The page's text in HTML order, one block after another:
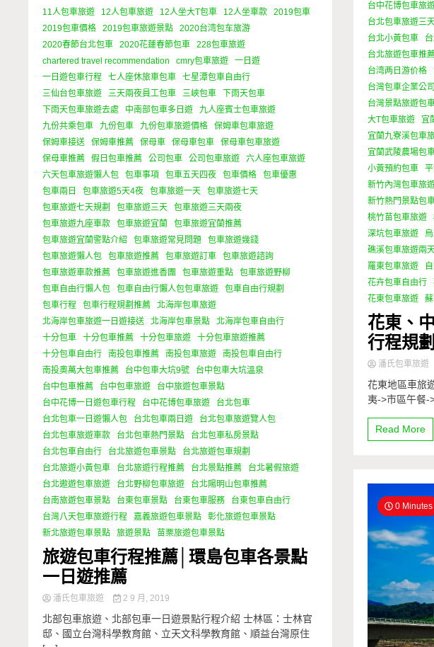
11人包車旅遊 12人包車旅遊 12人坐大T包車 12人坐車款
2019包車
2019包車價格
2019包車旅遊景點
2020台湾包车旅游
2020春節台北包車
2020花蓮春節包車
228包車旅遊
chartered travel recommendation
cmry包車旅遊
一日遊
一日遊包車行程
七人座休旅車包車
七星潭包車自由行
三仙台包車旅遊
三天兩夜員工包車 三峽包車
下雨天包車
下雨天包車旅遊去處
中南部包車多日遊
九人座賓士包車旅遊
九份共乘包車
九份包車 九份包車旅遊價格
保姆車包車旅遊
保姆車接送
保姆車推薦 保母車 保母車包車
保母車包車旅遊
保母車推薦
假日包車推薦 公司包車 公司包車旅遊
六人座包車旅遊
六天包車旅遊懶人包
包車事項 包車五天四夜 包車價格
包車優惠
包車兩日
包車旅遊5天4夜 包車旅遊一天
包車旅遊七天
包車旅遊七天規劃
包車旅遊三天
包車旅遊三天兩夜
包車旅遊九座車款
包車旅遊宜蘭
包車旅遊宜蘭推薦
包車旅遊宜蘭警點介紹
包車旅遊常見問題
包車旅遊幾錢
包車旅遊懶人包
包車旅遊推薦 包車旅遊訂車
包車旅遊諮詢
包車旅遊車款推薦
包車旅遊進香團 包車旅遊重點
包車旅遊野柳
包車自由行懶人包
包車自由行懶人包包車旅遊
包車自由行規劃
包車行程
包車行程規劃推薦
北海岸包車旅遊
北海岸包車旅遊一日遊接送
北海岸包車景點
北海岸包車自由行
十分包車
十分包車推薦 十分包車旅遊
十分包車旅遊推薦
十分包車自由行
南投包車推薦 南投包車旅遊
南投包車自由行
南投奧萬大包車推薦
台中包車大坑9號
台中包車大坑溫泉
台中包車推薦
台中包車旅遊
台中旅遊包車景點
台中花博一日遊包車行程
台中花博包車旅遊
台北包車
台北包車一日遊懶人包
台北包車兩日遊
台北包車旅遊覽人包
台北包車旅遊車款
台北包車熱門景點
台北包車私房景點
台北包車自由行
台北旅遊包車景點
台北旅遊包車規劃
台北旅遊小黃包車
台北旅遊行程推薦 台北景點推薦
台北暑假旅遊
台北遨遊包車旅遊
台北野柳包車旅遊
台北陽明山包車推薦
台南旅遊包車景點
台東包車景點 台東包車服務
台東包車自由行
台灣八天包車旅遊行程
嘉義旅遊包車景點
彰化旅遊包車景點
新北旅遊包車景點
旅遊景點 苗栗旅遊包車景點
旅遊包車行程推薦│環島包車各景點
一日遊推薦
潘氏包車旅遊 2 9 月, 2019
北部包車旅遊、北部包車一日遊景點行程介紹 士林區：士林官
邸、國立台灣科學教育館、立天文科學教育館、順益台灣原住
台中花博包車旅
台北包車旅遊三
台北小黃包車
台北旅遊包車推
台湾两日游价格
台灣包車企業公司
台灣景點旅遊包
大T包車旅遊
宜
宜蘭九寮溪包車
宜蘭武陵農場包
小黃預約包車
新竹內灣包車旅
新竹熱門景點包
桃竹苗包車旅遊
深坑包車旅遊
礁溪包車旅遊兩
羅東包車旅遊
花卉包車自由行
花東包車旅遊
花東、
行程規
潘氏包車旅遊
花東地區車旅
夷->市區午餐-
Read More
0 Minutes